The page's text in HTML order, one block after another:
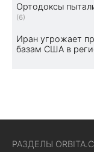
Ортодоксы
(6)
Иран угрожает
базам США в
РАЗДЕЛЫ